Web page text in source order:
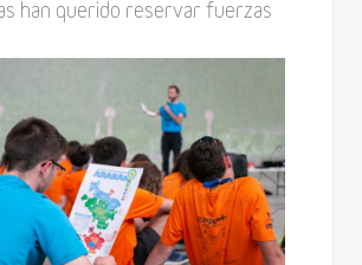
han querido reservar fuerzas